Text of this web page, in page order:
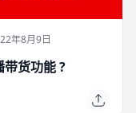
年8月9日
货功能 ?